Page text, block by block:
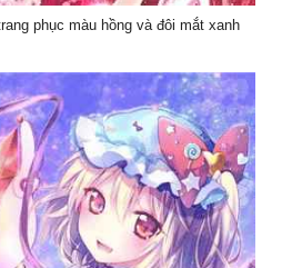
phục màu hồng và đôi mắt xanh